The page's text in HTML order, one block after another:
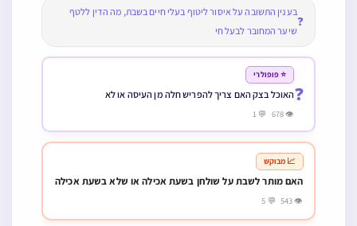
❓
בענין התשובה על איסור ליטוף בעלי חיים בשבת, מה הדין ללטף
שיער המחובר לבעל חי
❓
⭐ פופולרי
האוכל בצק האם צריך להפריש חלה מן העיסה או לא
👁 678 💬 1
📈 מבוקש
האם מותר לשבת על שולחן בשעת אכילה או שלא בשעת אכילה
👁 543 💬 5